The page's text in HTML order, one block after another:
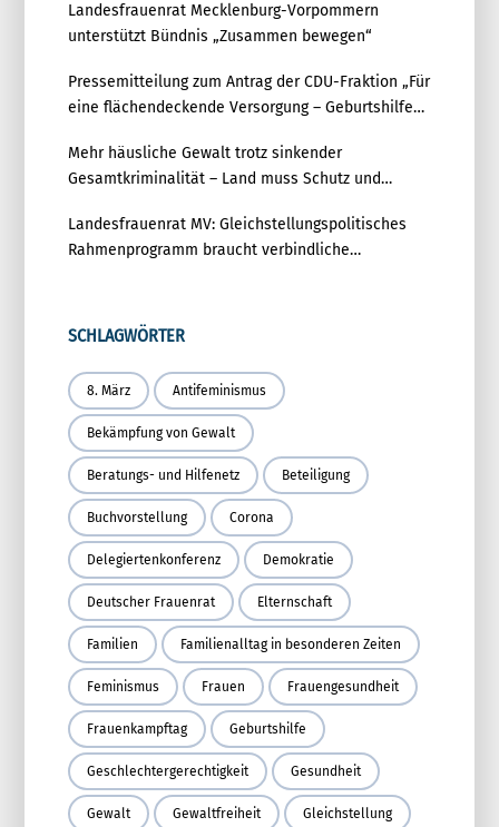
Landesfrauenrat Mecklenburg-Vorpommern
unterstützt Bündnis „Zusammen bewegen“
Pressemitteilung zum Antrag der CDU-Fraktion „Für
eine flächendeckende Versorgung – Geburtshilfe
Mehr häusliche Gewalt trotz sinkender
Gesamtkriminalität – Land muss Schutz und
Landesfrauenrat MV: Gleichstellungspolitisches
Rahmenprogramm braucht verbindliche
SCHLAGWÖRTER
8. März Antifeminismus
Bekämpfung von Gewalt
Beratungs- und Hilfenetz Beteiligung
Buchvorstellung Corona
Delegiertenkonferenz Demokratie
Deutscher Frauenrat Elternschaft
Familien Familienalltag in besonderen Zeiten
Feminismus Frauen Frauengesundheit
Frauenkampftag Geburtshilfe
Geschlechtergerechtigkeit Gesundheit
Gewalt Gewaltfreiheit Gleichstellung